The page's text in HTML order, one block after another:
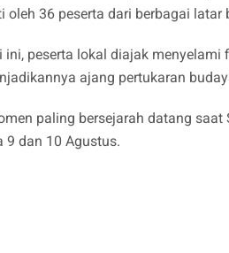
oleh 36 peserta dari berbagai latar
ini, peserta lokal diajak
ajang pertukaran
paling bersejarah datang
9 dan 10 Agustus.